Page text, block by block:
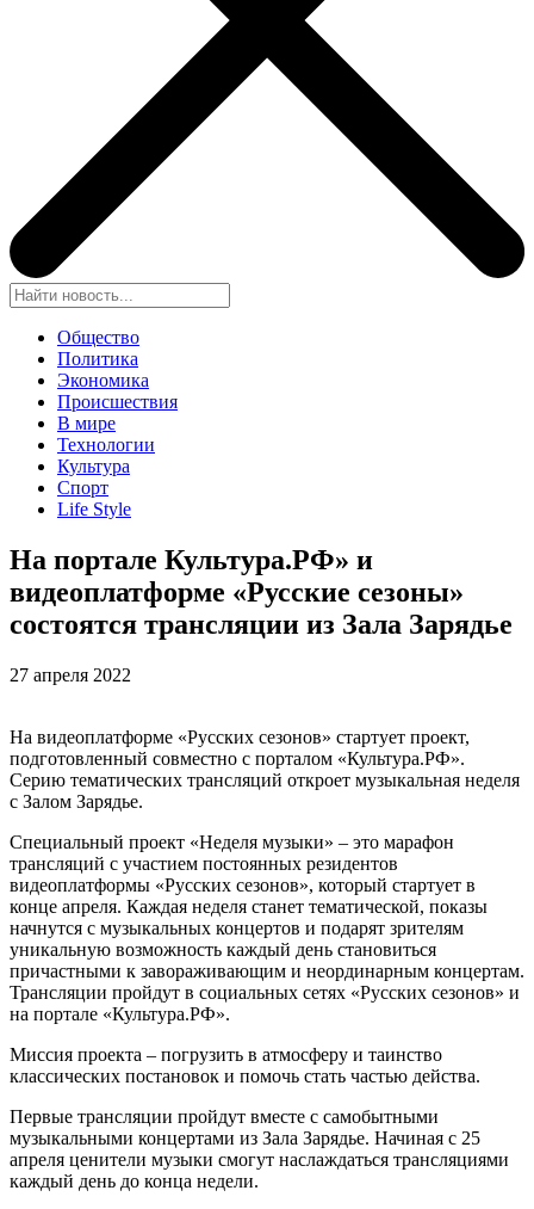
Общество
Политика
Экономика
Происшествия
В мире
Технологии
Культура
Спорт
Life Style
На портале Культура.РФ» и
видеоплатформе «Русские сезоны»
состоятся трансляции из Зала Зарядье
27 апреля 2022
На видеоплатформе «Русских сезонов» стартует проект,
подготовленный совместно с порталом «Культура.РФ».
Серию тематических трансляций откроет музыкальная неделя
с Залом Зарядье.
Специальный проект «Неделя музыки» – это марафон
трансляций с участием постоянных резидентов
видеоплатформы «Русских сезонов», который стартует в
конце апреля. Каждая неделя станет тематической, показы
начнутся с музыкальных концертов и подарят зрителям
уникальную возможность каждый день становиться
причастными к завораживающим и неординарным концертам.
Трансляции пройдут в социальных сетях «Русских сезонов» и
на портале «Культура.РФ».
Миссия проекта – погрузить в атмосферу и таинство
классических постановок и помочь стать частью действа.
Первые трансляции пройдут вместе с самобытными
музыкальными концертами из Зала Зарядье. Начиная с 25
апреля ценители музыки смогут наслаждаться трансляциями
каждый день до конца недели.